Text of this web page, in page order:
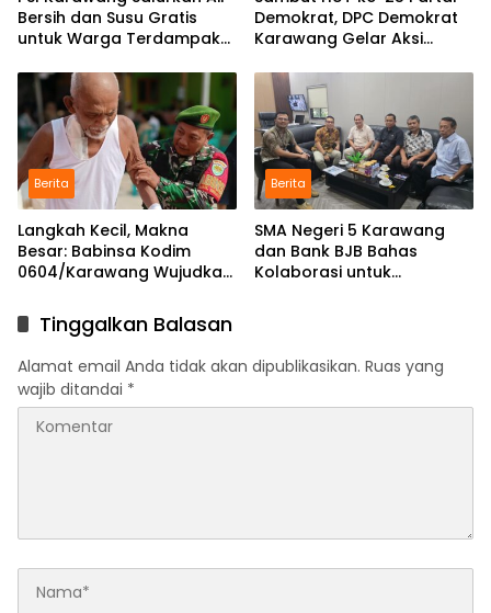
Bersih dan Susu Gratis
untuk Warga Terdampak
Selatan
Demokrat, DPC Demokrat
Karawang Gelar Aksi
Ciampel
Berita
Langkah Kecil, Makna
Besar: Babinsa Kodim
0604/Karawang Wujudkan
Berita
SMA Negeri 5 Karawang
dan Bank BJB Bahas
Kolaborasi untuk
Tinggalkan Balasan
Alamat email Anda tidak akan dipublikasikan. Ruas yang
wajib ditandai *